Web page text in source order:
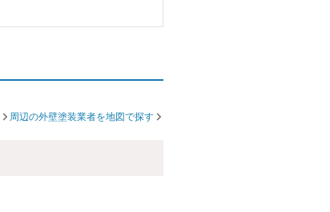
周辺の外壁塗装業者を地図で探す